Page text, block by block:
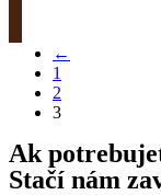
←
1
2
3
Ak
Stačí nám